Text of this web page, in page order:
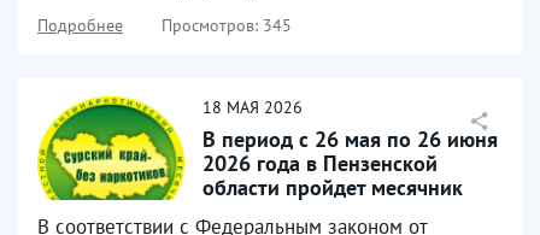
Подробнее Просмотров: 345
18 МАЯ 2026
В период с 26 мая по 26 июня
2026 года в Пензенской
области пройдет месячник
В соответствии с Федеральным законом от